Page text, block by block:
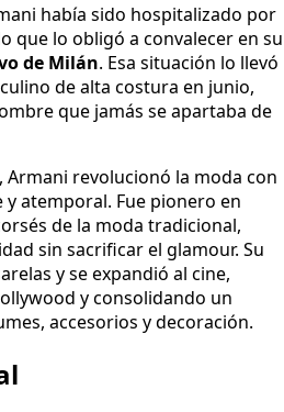
había sido hospitalizado por
que lo obligó a convalecer en su
de Milán. Esa situación lo llevó
de alta costura en junio,
que jamás se apartaba de
, Armani revolucionó la moda con
atemporal. Fue pionero en
de la moda tradicional,
sin sacrificar el glamour. Su
y se expandió al cine,
y consolidando un
accesorios y decoración.